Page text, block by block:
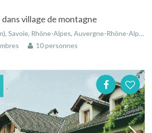
village de montagne
Rhône-Alpes, Auvergne-Rhône-Alpes, France
10 personnes